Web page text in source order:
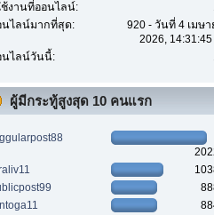
ช้งานที่ออนไลน์:
นไลน์มากที่สุด:
920 - วันที่ 4 เมษ
2026,
นไลน์วันนี้:
ผู้มีกระทู้สูงสุด 10 คนแรก